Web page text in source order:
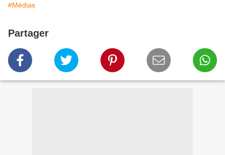
#Médias
Partager